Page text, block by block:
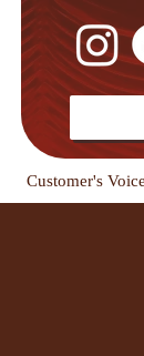
Customer's Voice